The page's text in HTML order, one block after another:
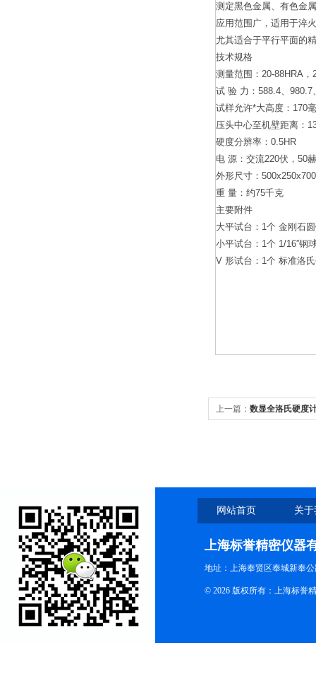
测定黑色金属、有色金
应用范围广，适用于淬
尤其适合于平行平面的
技术规格
测量范围：20-88HRA，
试 验 力：588.4、980.7
试样允许*大高度：170
压头中心至机壁距离：
硬度分辨率：0.5HR
电 源：交流220伏，50
外形尺寸：
重 量：约75千克
主要附件
大平试台：1个 金刚石
小平试台：1个 1/16”钢
V 形试台：1个 标准洛
上一篇： 数显全洛氏硬度
网站首页 关
上海标誉精密仪器
地址：上海奉贤区奉城新奉公
© 2026 版权所有：上海标誉